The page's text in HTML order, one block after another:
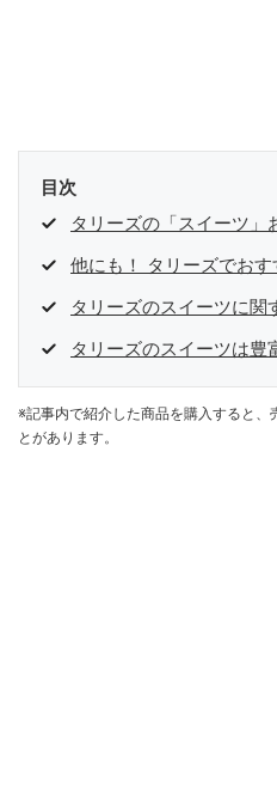
目次
タリーズの「スイーツ」
他にも！ タリーズでお
タリーズのスイーツに関
タリーズのスイーツは豊
※記事内で紹介した商品を購入すると、
とがあります。